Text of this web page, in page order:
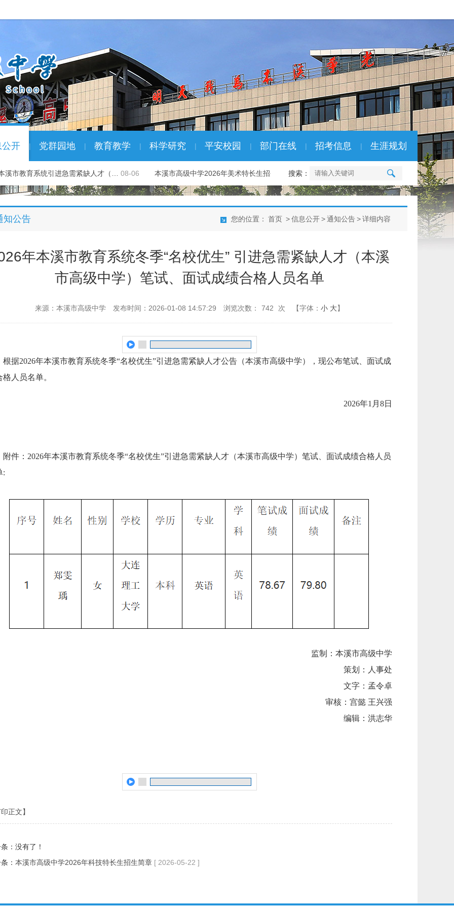
公开 | 党群园地 | 教育教学 | 科学研究 | 平安校园 | 部门在线 | 招考信息 | 生涯规划
搜索：
溪市教育系统引进急需紧缺人才（… 08-06 本溪市高级中学2026年美术特长生招生通过…06-30 本溪市高级中学2026年科技特长生招
您的位置： 首页 >信息公开>通知公告>详细内容
知公告
年本溪市教育系统冬季“名校优生” 引进急需紧缺人才（本溪
市高级中学）笔试、面试成绩合格人员名单
来源：本溪市高级中学 发布时间：2026-01-08 14:57:29 浏览次数： 742 次 【字体： 小 大】
根据2026年本溪市教育系统冬季“名校优生”引进急需紧缺人才公告（本溪市高级中学），现公布笔试、面试成
格人员名单。
2026年1月8日
附件：2026年本溪市教育系统冬季“名校优生”引进急需紧缺人才（本溪市高级中学）笔试、面试成绩合格人员
:
监制：本溪市高级中学
策划：人事处
文字：孟令卓
审核：宫懿 王兴强
编辑：洪志华
正文】
：没有了！
： 本溪市高级中学2026年科技特长生招生简章 [ 2026-05-22 ]